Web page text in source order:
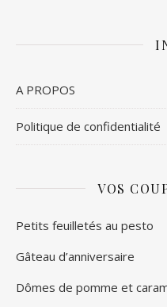
A PROPOS
Politique de confidentialité
VOS
Petits feuilletés au pesto
Gâteau d’anniversaire
Dômes de pomme et